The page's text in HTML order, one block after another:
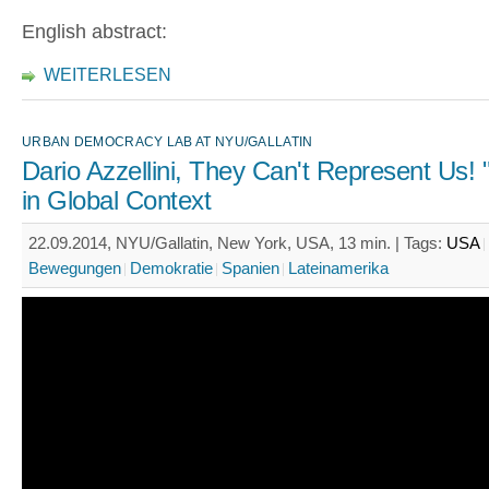
English abstract:
WEITERLESEN
URBAN DEMOCRACY LAB AT NYU/GALLATIN
Dario Azzellini, They Can't Represent Us!
in Global Context
22.09.2014, NYU/Gallatin, New York, USA, 13 min. | Tags: USA
Bewegungen Demokratie Spanien Lateinamerika